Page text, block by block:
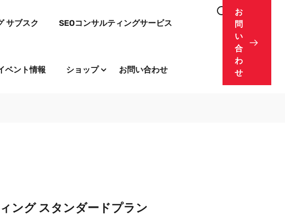
サブスク SEOコンサルティングサービス
ベント情報 ショップ お問い合わせ
お
問
い
合
わ
せ
ング スタンダードプラン